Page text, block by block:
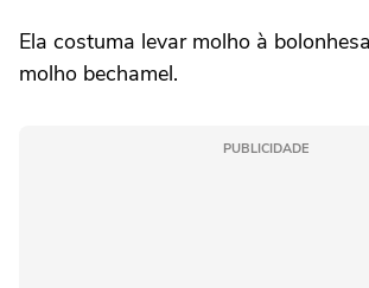
Ela costuma levar molho à
molho bechamel.
PUBLICIDADE